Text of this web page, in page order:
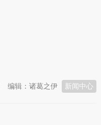
新闻中心
编辑：诸葛之伊